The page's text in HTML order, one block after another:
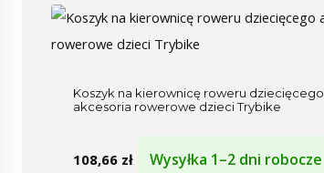
Koszyk na kierownicę roweru dziecięcego
akcesoria rowerowe dzieci Trybike
108,66 zł Wysyłka 1–2 dni robocze